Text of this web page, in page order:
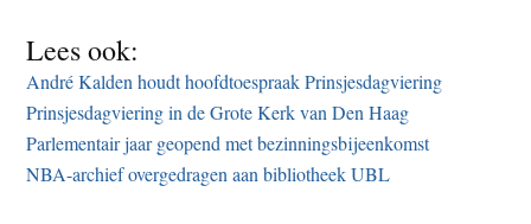
Lees ook:
André Kalden houdt hoofdtoespraak Prinsjesdagviering
Prinsjesdagviering in de Grote Kerk van Den Haag
Parlementair jaar geopend met bezinningsbijeenkomst
NBA-archief overgedragen aan bibliotheek UBL